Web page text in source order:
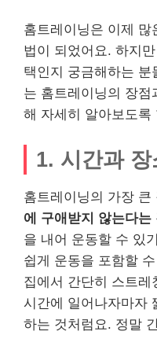
홈트레이닝은 이제
법이 되었어요. 하지
택인지 궁금해하는 분
는 홈트레이닝의 장점
해 자세히 알아보도록
1. 시간과
홈트레이닝의 가장 큰
에 구애받지 않는다는
을 내어 운동할 수 있
쉽게 운동을 포함할
집에서 간단히 스트레
시간에 일어나자마자
하는 것처럼요. 정말